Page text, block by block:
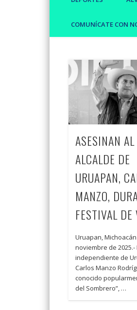
COMUNÍCATE CON
ASESINAN AL
ALCALDE DE
URUAPAN,
MANZO,
FESTIVAL DE
Uruapan,
noviembre de 2025.-
independiente de
Carlos Manzo
conocido
del Sombrero”, …